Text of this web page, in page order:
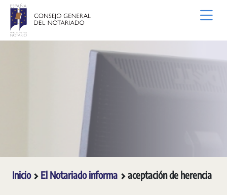
Saltar al contenido principal
Inicio El Notariado informa aceptación de herencia